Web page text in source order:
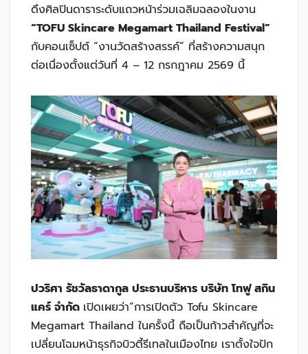
ดึงศิลปินดาราระดับแถวหน้าร่วมเฉลิมฉลองในงาน
“TOFU Skincare Megamart Thailand Festival”
กับคอนเซ็ปต์ “งานวัดสร้างสรรค์” ที่สร้างความสนุก
ต่อเนื่องตั้งแต่วันที่ 4 – 12 กรกฎาคม 2569 นี้
ปวริศา รัชวัลธาดากูล ประธานบริหาร บริษัท โทฟู สกิน
แคร์ จำกัด เปิดเผยว่า“การเปิดตัว Tofu Skincare
Megamart Thailand ในครั้งนี้ ถือเป็นก้าวสำคัญที่จะ
เปลี่ยนโฉมหน้าธุรกิจบิวตี้รีเทลในเมืองไทย เราตั้งใจปัก